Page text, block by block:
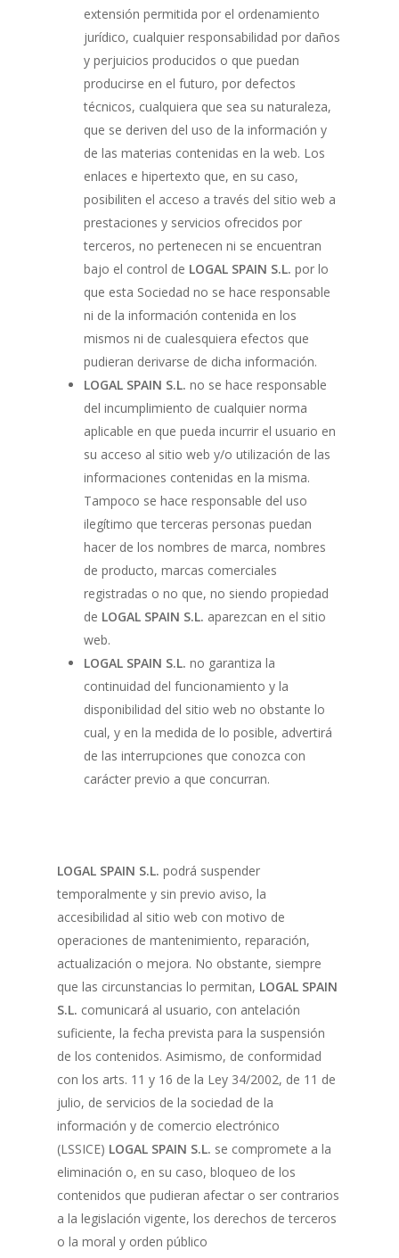
extensión permitida por el ordenamiento
jurídico, cualquier responsabilidad por daños
y perjuicios producidos o que puedan
producirse en el futuro, por defectos
técnicos, cualquiera que sea su naturaleza,
que se deriven del uso de la información y
de las materias contenidas en la web. Los
enlaces e hipertexto que, en su caso,
posibiliten el acceso a través del sitio web a
prestaciones y servicios ofrecidos por
terceros, no pertenecen ni se encuentran
bajo el control de LOGAL SPAIN S.L.por lo
que esta Sociedad no se hace responsable
ni de la información contenida en los
mismos ni de cualesquiera efectos que
pudieran derivarse de dicha información.
LOGAL SPAIN S.L.no se hace responsable
del incumplimiento de cualquier norma
aplicable en que pueda incurrir el usuario en
su acceso al sitio web y/o utilización de las
informaciones contenidas en la misma.
Tampoco se hace responsable del uso
ilegítimo que terceras personas puedan
hacer de los nombres de marca, nombres
de producto, marcas comerciales
registradas o no que, no siendo propiedad
de LOGAL SPAIN S.L. aparezcan en el sitio
web.
LOGAL SPAIN S.L.no garantiza la
continuidad del funcionamiento y la
disponibilidad del sitio web no obstante lo
cual, y en la medida de lo posible, advertirá
de las interrupciones que conozca con
carácter previo a que concurran.
LOGAL SPAIN S.L.podrá suspender
temporalmente y sin previo aviso, la
accesibilidad al sitio web con motivo de
operaciones de mantenimiento, reparación,
actualización o mejora. No obstante, siempre
que las circunstancias lo permitan, LOGAL SPAIN
S.L. comunicará al usuario, con antelación
suficiente, la fecha prevista para la suspensión
de los contenidos. Asimismo, de conformidad
con los arts. 11 y 16 de la Ley 34/2002, de 11 de
julio, de servicios de la sociedad de la
información y de comercio electrónico
(LSSICE) LOGAL SPAIN S.L. se compromete a la
eliminación o, en su caso, bloqueo de los
contenidos que pudieran afectar o ser contrarios
a la legislación vigente, los derechos de terceros
o la moral y orden público